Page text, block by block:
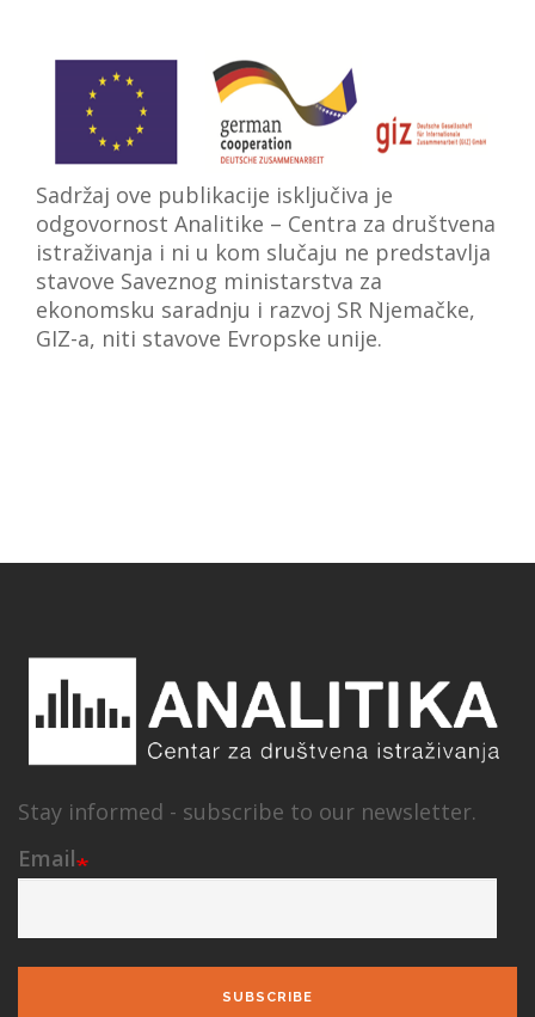
Sadržaj ove publikacije isključiva je
odgovornost Analitike – Centra za društvena
istraživanja i ni u kom slučaju ne predstavlja
stavove Saveznog ministarstva za
ekonomsku saradnju i razvoj SR Njemačke,
GIZ-a, niti stavove Evropske unije.
Stay informed - subscribe to our newsletter.
Email
SUBSCRIBE